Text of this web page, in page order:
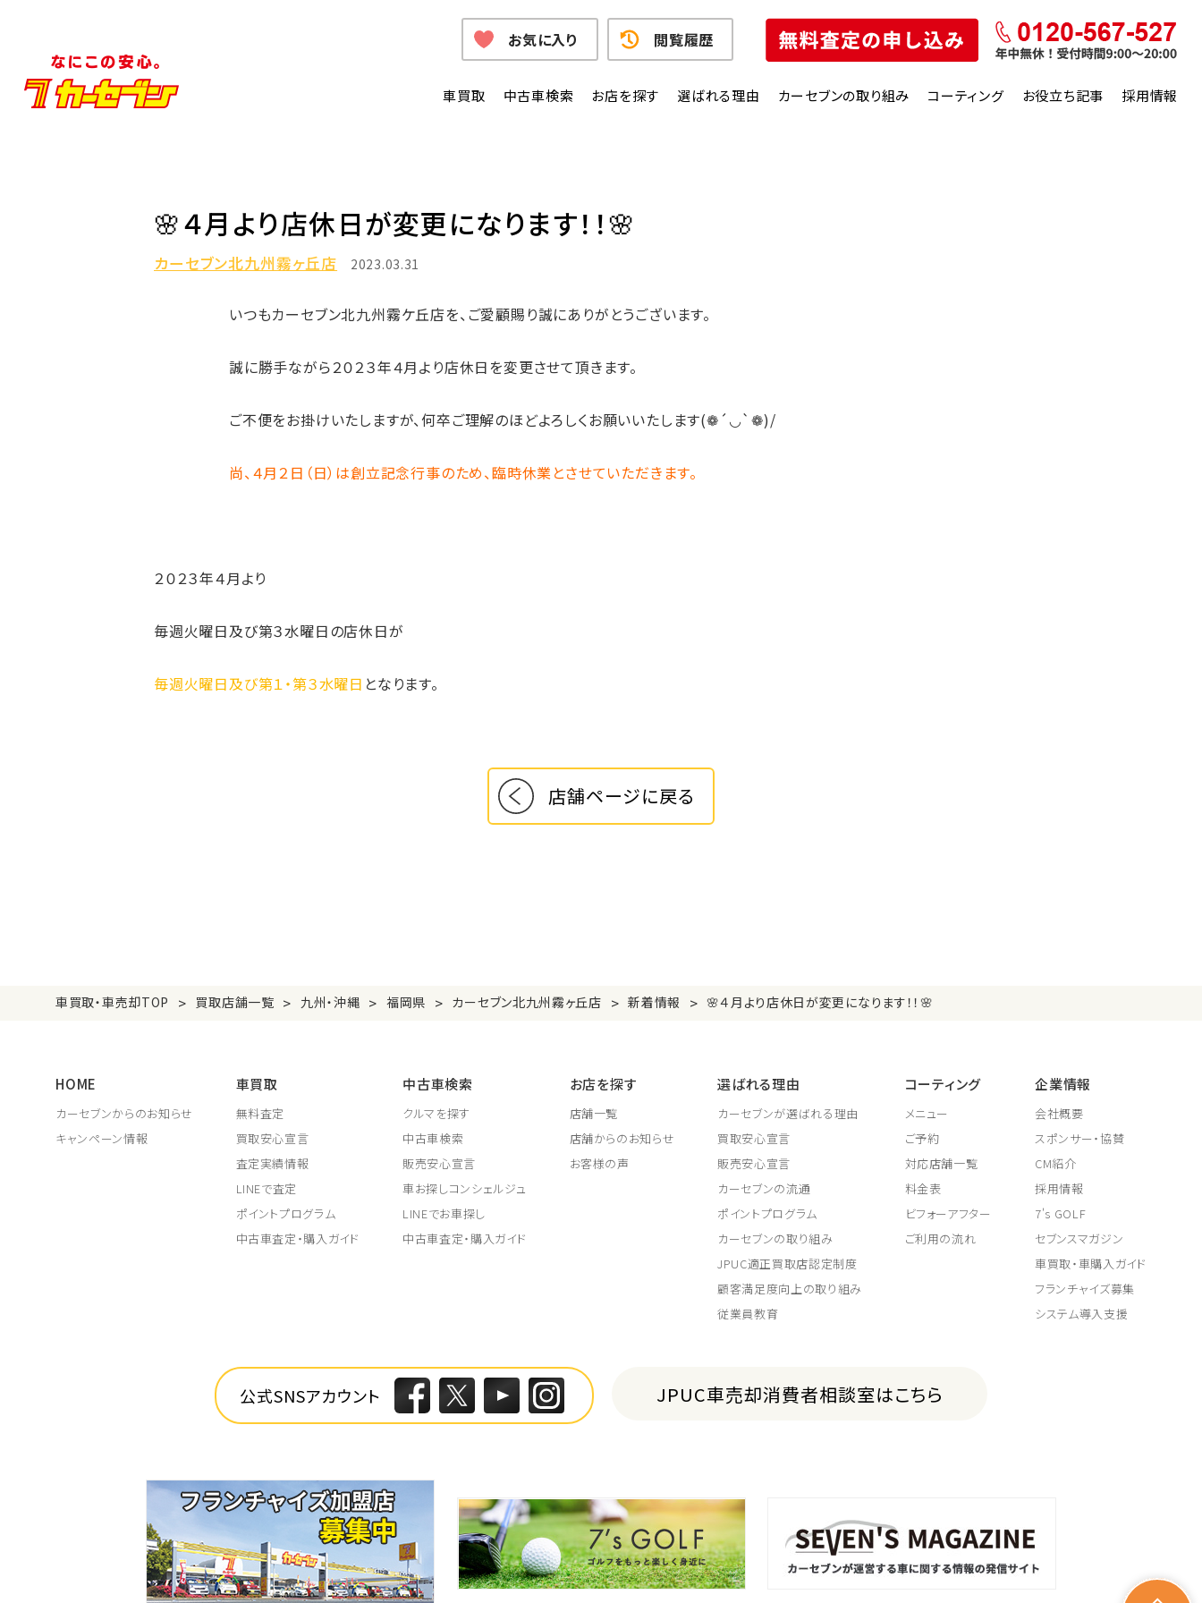
車買取 中古車検索 お店を探す 選ばれる理由 カーセブンの取り組み コーティング お役立ち記事 採用情報
お気に入り 閲覧履歴
🌸４月より店休日が変更になります！！🌸
カーセブン北九州霧ヶ丘店 2023.03.31
いつもカーセブン北九州霧ケ丘店を、ご愛顧賜り誠にありがとうございます。
誠に勝手ながら２０２３年４月より店休日を変更させて頂きます。
ご不便をお掛けいたしますが、何卒ご理解のほどよろしくお願いいたします(❁´◡`❁)/
尚、４月２日（日）は創立記念行事のため、臨時休業とさせていただきます。
２０２３年４月より
毎週火曜日及び第３水曜日の店休日が
毎週火曜日及び第１・第３水曜日 となります。
店舗ページに戻る
車買取・車売却TOP > 買取店舗一覧 > 九州・沖縄 > 福岡県 > カーセブン北九州霧ヶ丘店 > 新着情報 > 🌸４月より店休日が変更になります！！🌸
HOME
カーセブンからのお知らせ
キャンペーン情報
車買取
無料査定
買取安心宣言
査定実績情報
LINEで査定
ポイントプログラム
中古車査定・購入ガイド
中古車検索
クルマを探す
中古車検索
販売安心宣言
車お探しコンシェルジュ
LINEでお車探し
中古車査定・購入ガイド
お店を探す
店舗一覧
店舗からのお知らせ
お客様の声
選ばれる理由
カーセブンが選ばれる理由
買取安心宣言
販売安心宣言
カーセブンの流通
ポイントプログラム
カーセブンの取り組み
JPUC適正買取店認定制度
顧客満足度向上の取り組み
従業員教育
コーティング
メニュー
ご予約
対応店舗一覧
料金表
ビフォーアフター
ご利用の流れ
企業情報
会社概要
スポンサー・協賛
CM紹介
採用情報
7's GOLF
セブンスマガジン
車買取・車購入ガイド
フランチャイズ募集
システム導入支援
公式SNSアカウント JPUC車売却消費者相談室はこちら